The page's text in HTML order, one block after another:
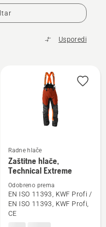
i praktičnost,
Usporedi
Pogledajte
više
detalja
Zaštitne
hlače,
Radne hlače
Zaštitne hlače,
Technical Extreme
Odobreno prema
EN ISO 11393, KWF Profi /
EN ISO 11393, KWF Profi,
CE